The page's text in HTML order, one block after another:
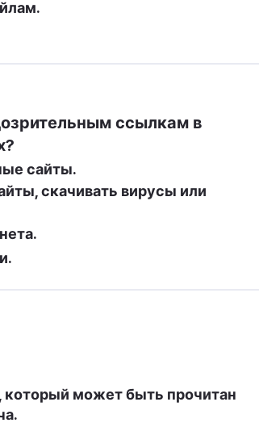
ссылкам в
сайты.
скачивать вирусы или
который может быть прочитан